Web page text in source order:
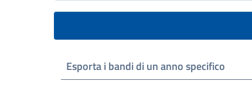
Esporta i bandi di un anno specifico